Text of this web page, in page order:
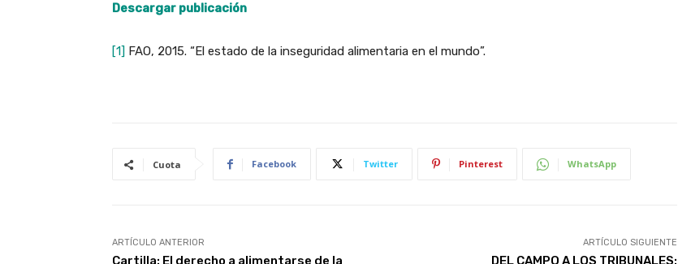
Descargar publicación
[1] FAO, 2015. “El estado de la inseguridad alimentaria en el mundo”.
Cuota Facebook Twitter Pinterest WhatsApp
ARTÍCULO ANTERIOR
Cartilla: El derecho a alimentarse de la
ARTÍCULO SIGUIENTE
DEL CAMPO A LOS TRIBUNALES: